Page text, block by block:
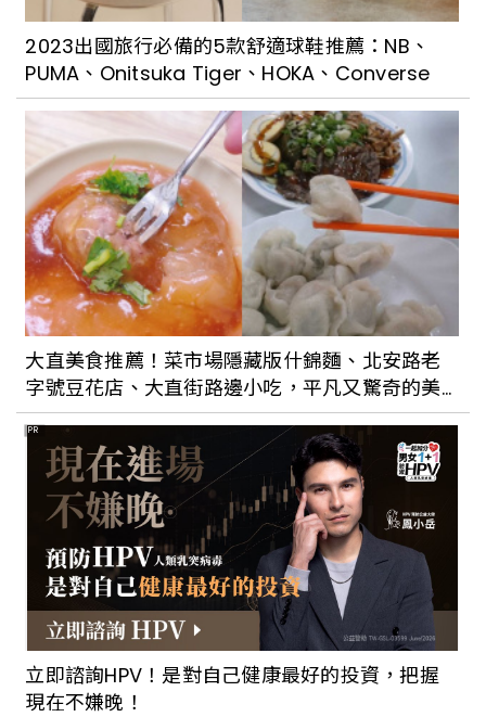
2023出國旅行必備的5款舒適球鞋推薦：NB、
PUMA、Onitsuka Tiger、HOKA、Converse
大直美食推薦！菜市場隱藏版什錦麵、北安路老
字號豆花店、大直街路邊小吃，平凡又驚奇的美
食都在這
PR
立即諮詢HPV！是對自己健康最好的投資，把握
現在不嫌晚！